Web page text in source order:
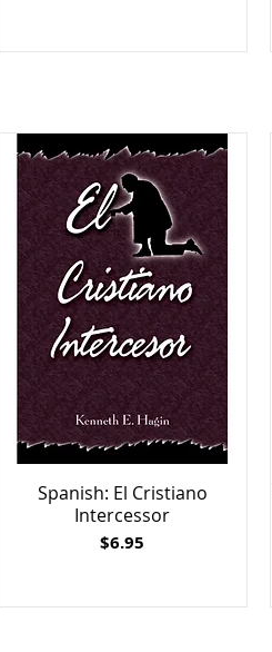
Spanish: El Cristiano
Intercessor
Price
$6.95